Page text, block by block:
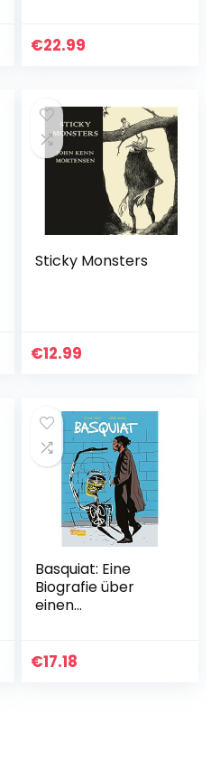
€22.99
Sticky Monsters
€12.99
Basquiat: Eine
Biografie über
einen
€17.18